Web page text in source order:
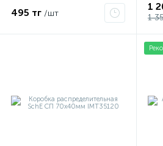
495 тг /шт
1
1